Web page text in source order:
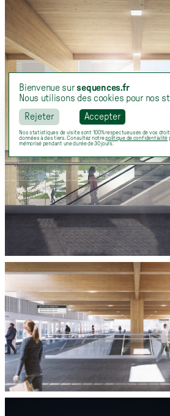
Bienvenue sursequences.fr
Nous utilisons des cookies pour nos
Rejeter
Accepter
Nos statistiques de visite sont 100% respectueuses de vos
données à des tiers. Consultez notrepolitique de confidentialité
mémorisé pendant une durée de 30 jours.